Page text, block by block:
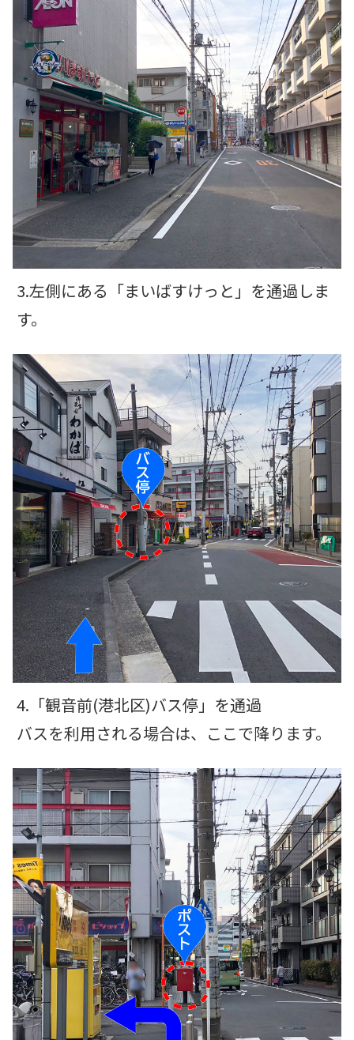
3.左側にある「まいばすけっと」を通過しま
す。
4.「観音前(港北区)バス停」を通過
バスを利用される場合は、ここで降ります。